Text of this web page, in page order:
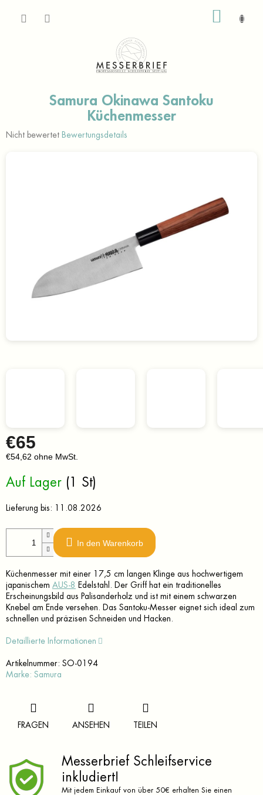
Samura Okinawa Santoku
Küchenmesser
Die
Nicht bewertet Bewertungsdetails
€65
€54,62 ohne MwSt.
Auf Lager (1 St)
Lieferung bis: 11.08.2026
In den Warenkorb
Küchenmesser mit einer 17,5 cm langen Klinge aus hochwertigem
japanischem AUS-8 Edelstahl. Der Griff hat ein traditionelles
Erscheinungsbild aus Palisanderholz und ist mit einem schwarzen
Knebel am Ende versehen. Das Santoku-Messer eignet sich ideal zum
schnellen und präzisen Schneiden und Hacken.
Detaillierte Informationen
Artikelnummer: SO-0194
Marke: Samura
FRAGEN ANSEHEN TEILEN
Messerbrief Schleifservice
inkludiert!
Mit jedem Einkauf von über 50€ erhalten Sie einen